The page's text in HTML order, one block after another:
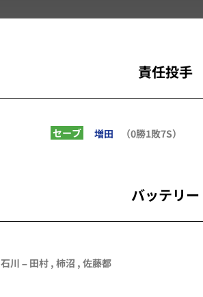
責任投手
セーブ 増田 （0勝1敗7S）
バッテリー
石川 – 田村 , 柿沼 , 佐藤都